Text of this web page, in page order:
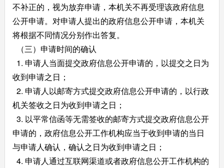
不补正的，视为放弃申请，本机关不再受理该政府信息
公开申请。对申请人提出的政府信息公开申请，本机关
将根据不同情况分别作出答复。
（三）申请时间的确认
1. 申请人当面提交政府信息公开申请的，以提交之日为
收到申请之日；
2. 申请人以邮寄方式提交政府信息公开申请的，以行政
机关签收之日为收到申请之日；
3. 以平常信函等无需签收的邮寄方式提交政府信息公开
申请的，政府信息公开工作机构应当于收到申请的当日
与申请人确认，确认之日为收到申请之日；
4. 申请人通过互联网渠道或者政府信息公开工作机构的